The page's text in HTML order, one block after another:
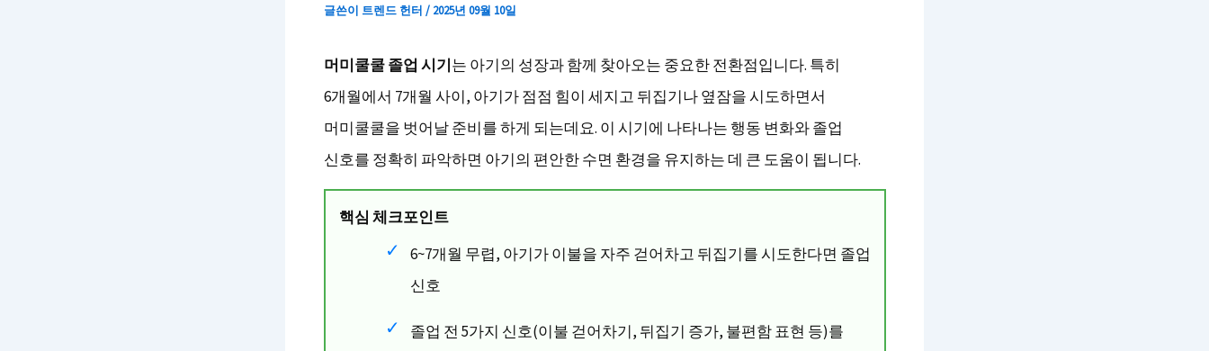
글쓴이 트렌드 헌터 / 2025년 09월 10일
머미쿨쿨 졸업 시기는 아기의 성장과 함께 찾아오는 중요한 전환점입니다. 특히
6개월에서 7개월 사이, 아기가 점점 힘이 세지고 뒤집기나 옆잠을 시도하면서
머미쿨쿨을 벗어날 준비를 하게 되는데요. 이 시기에 나타나는 행동 변화와 졸업
신호를 정확히 파악하면 아기의 편안한 수면 환경을 유지하는 데 큰 도움이 됩니다.
핵심 체크포인트
6~7개월 무렵, 아기가 이불을 자주 걷어차고 뒤집기를 시도한다면 졸업
신호
졸업 전 5가지 신호(이불 걷어차기, 뒤집기 증가, 불편함 표현 등)를